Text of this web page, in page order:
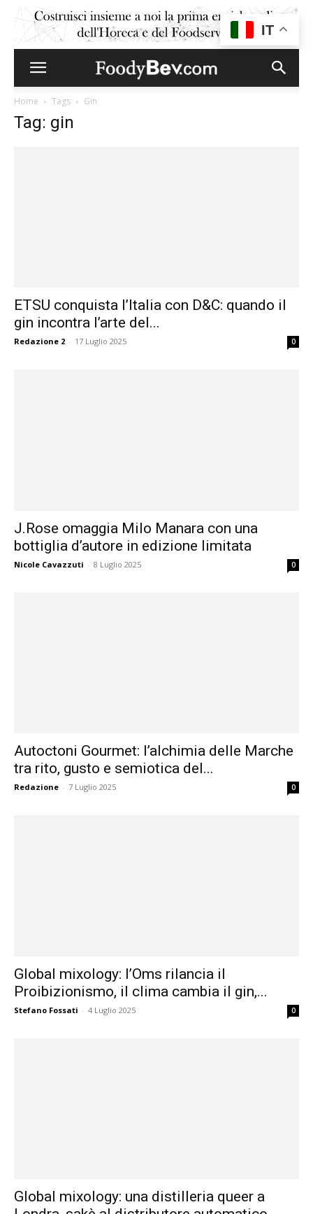
Home Tags Gin
Tag: gin
ETSU conquista l’Italia con D&C: quando il
gin incontra l’arte del...
Redazione 2 - 17 Luglio 2025 0
J.Rose omaggia Milo Manara con una
bottiglia d’autore in edizione limitata
Nicole Cavazzuti - 8 Luglio 2025 0
Autoctoni Gourmet: l’alchimia delle Marche
tra rito, gusto e semiotica del...
Redazione - 7 Luglio 2025 0
Global mixology: l’Oms rilancia il
Proibizionismo, il clima cambia il gin,...
Stefano Fossati - 4 Luglio 2025 0
Global mixology: una distilleria queer a
IT